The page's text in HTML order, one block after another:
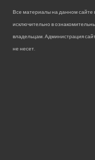
Все материалы на данном сайте
исключительно в
владельцам. Администрация
не несет.